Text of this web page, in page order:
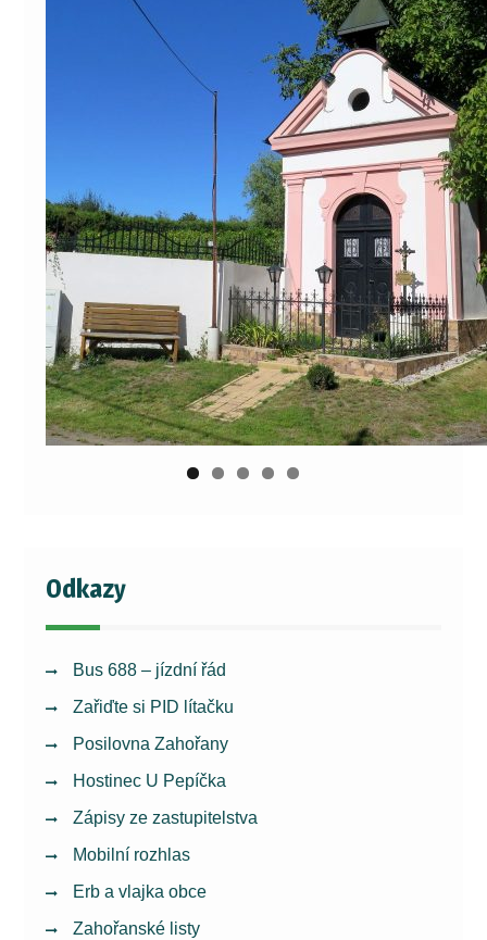
Odkazy
Bus 688 – jízdní řád
Zařiďte si PID lítačku
Posilovna Zahořany
Hostinec U Pepíčka
Zápisy ze zastupitelstva
Mobilní rozhlas
Erb a vlajka obce
Zahořanské listy